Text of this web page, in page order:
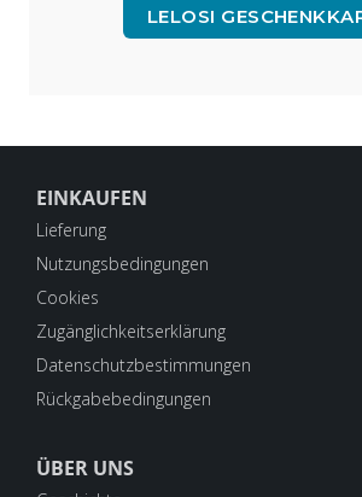
LELOSI
EINKAUFEN
Lieferung
Nutzungsbedingungen
Cookies
Zugänglichkeitserklärung
Datenschutzbestimmungen
Rückgabebedingungen
ÜBER UNS